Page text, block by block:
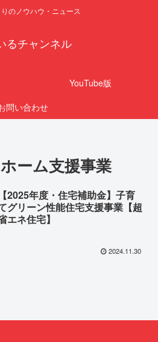
のノウハウ・ニュース
るチャンネル
YouTube版
問い合わせ
ーム支援事業
【2025年度・住宅補助金】子育
グリーン性能住宅支援事業【超
エネ住宅】
2024.11.30